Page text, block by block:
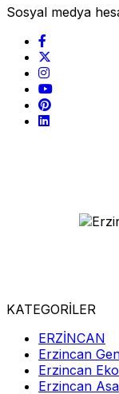
Sosyal medya
KATEGORİLER
ERZİNCAN
Erzincan
Erzincan
Erzincan